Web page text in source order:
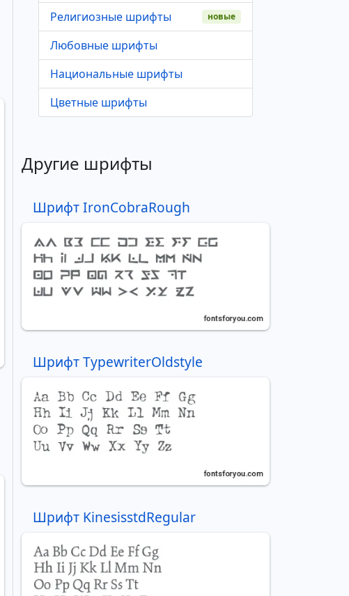
Религиозные шрифты
новые
Любовные шрифты
Национальные шрифты
Цветные шрифты
Другие шрифты
Шрифт IronCobraRough
Шрифт TypewriterOldstyle
Шрифт KinesisstdRegular